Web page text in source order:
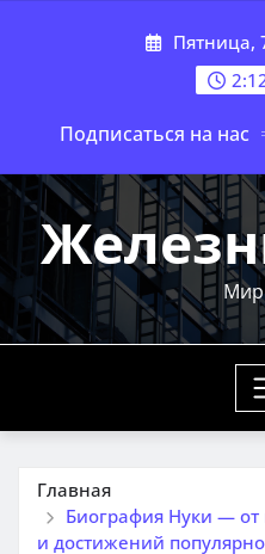
Пятница,
Подписаться на нас
Мир
Главная
Биография Нуки —
и достижений